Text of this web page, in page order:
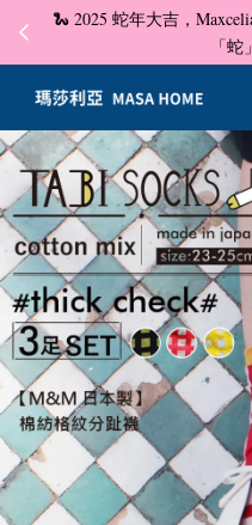
🐍 2025 蛇年大吉，
「
您的購物